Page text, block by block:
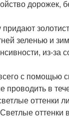
дорожек,
зеленью и
из-за
с помощью
в
оттенки
оттенки